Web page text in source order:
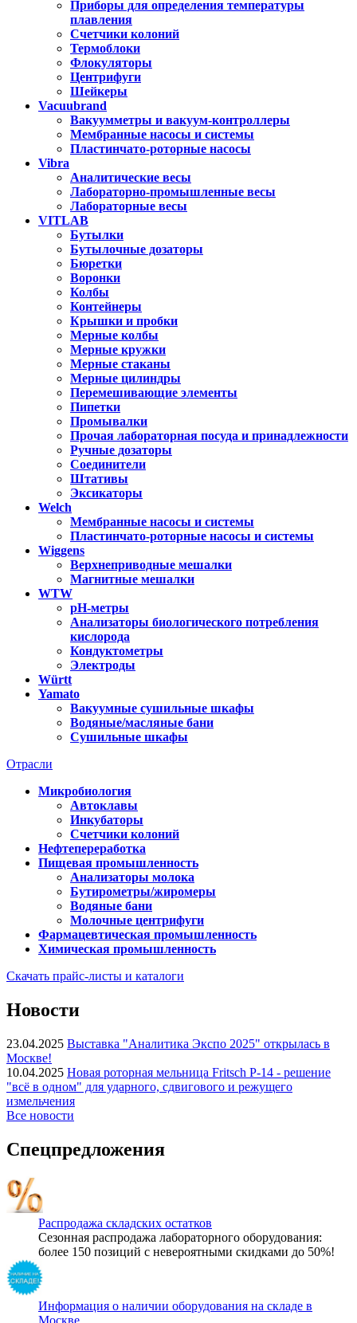
Приборы для определения температуры
плавления
Счетчики колоний
Термоблоки
Флокуляторы
Центрифуги
Шейкеры
Vacuubrand
Вакуумметры и вакуум-контроллеры
Мембранные насосы и системы
Пластинчато-роторные насосы
Vibra
Аналитические весы
Лабораторно-промышленные весы
Лабораторные весы
VITLAB
Бутылки
Бутылочные дозаторы
Бюретки
Воронки
Колбы
Контейнеры
Крышки и пробки
Мерные колбы
Мерные кружки
Мерные стаканы
Мерные цилиндры
Перемешивающие элементы
Пипетки
Промывалки
Прочая лабораторная посуда и принадлежности
Ручные дозаторы
Соединители
Штативы
Эксикаторы
Welch
Мембранные насосы и системы
Пластинчато-роторные насосы и системы
Wiggens
Верхнеприводные мешалки
Магнитные мешалки
WTW
pH-метры
Анализаторы биологического потребления
кислорода
Кондуктометры
Электроды
Württ
Yamato
Вакуумные сушильные шкафы
Водяные/масляные бани
Сушильные шкафы
Отрасли
Микробиология
Автоклавы
Инкубаторы
Счетчики колоний
Нефтепереработка
Пищевая промышленность
Анализаторы молока
Бутирометры/жиромеры
Водяные бани
Молочные центрифуги
Фармацевтическая промышленность
Химическая промышленность
Скачать прайс-листы и каталоги
Новости
23.04.2025 Выставка "Аналитика Экспо 2025" открылась в
Москве!
10.04.2025 Новая роторная мельница Fritsch P-14 - решение
"всё в одном" для ударного, сдвигового и режущего
измельчения
Все новости
Спецпредложения
Распродажа складских остатков
Сезонная распродажа лабораторного оборудования:
более 150 позиций с невероятными скидками до 50%!
Информация о наличии оборудования на складе в
Москве